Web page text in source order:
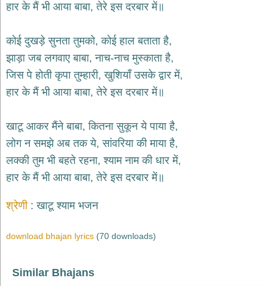
हनुमान
hanuman
bhajans
साईं
भजन
sai
bhajans
भजन
jain
bhajans
दुर्गा
भजन
bhajans
भजन
राम
हार के मैं भी आया बाबा, तेरे इस दरबार में॥
कोई दुखड़े सुनता तुमको, कोई हाल बताता है,
झाड़ा जब लगवाए बाबा, नाच-नाच मुस्काता है,
जिस पे होती कृपा तुम्हारी, खुशियाँ उसके द्वार में,
हार के मैं भी आया बाबा, तेरे इस दरबार में॥
खाटू आकर मैंने बाबा, कितना सुकून ये पाया है,
लोग न समझे अब तक ये, सांवरिया की माया है,
लक्की तुम भी बहते रहना, श्याम नाम की धार में,
हार के मैं भी आया बाबा, तेरे इस दरबार में॥
श्रेणी खाटू श्याम भजन
download bhajan lyrics (70 downloads)
Similar Bhajans